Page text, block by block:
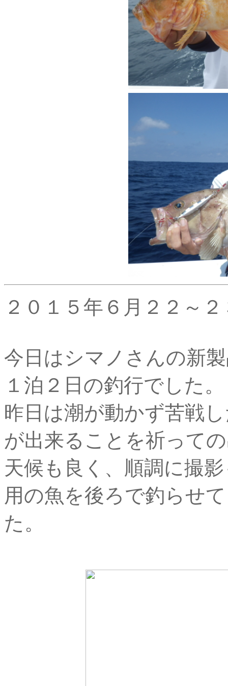
２０１５年６月２２～
今日はシマノさんの新
１泊２日の釣行でした。
昨日は潮が動かず苦戦
が出来ることを祈って
天候も良く、順調に撮
用の魚を後ろで釣らせ
た。